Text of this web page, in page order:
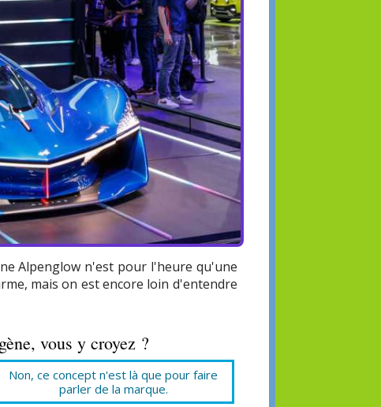
Alpenglow n'est pour l'heure qu'une
mais on est encore loin d'entendre
vous y croyez ?
Non, ce concept n'est là que pour faire
parler de la marque.